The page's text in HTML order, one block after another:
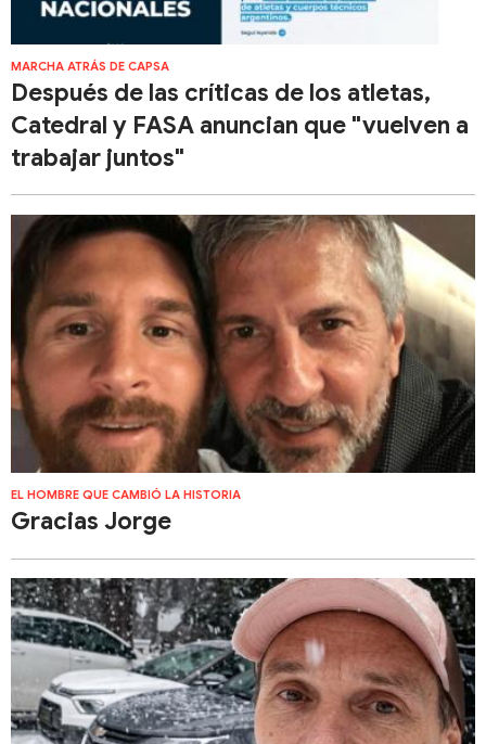
MARCHA ATRÁS DE CAPSA
Después de las críticas de los atletas,
Catedral y FASA anuncian que "vuelven a
trabajar juntos"
EL HOMBRE QUE CAMBIÓ LA HISTORIA
Gracias Jorge